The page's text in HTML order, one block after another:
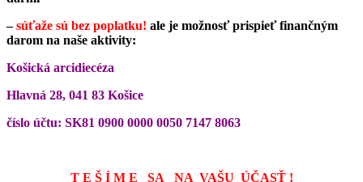
–súťaže sú bez poplatku! ale je možnosť prispieť finančným
darom na naše aktivity:
Košická arcidiecéza
Hlavná 28, 041 83 Košice
číslo účtu: SK81 0900 0000 0050 7147 8063
T E Š Í M E SA NA VAŠU ÚČASŤ !